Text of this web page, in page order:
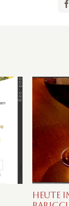
Heute